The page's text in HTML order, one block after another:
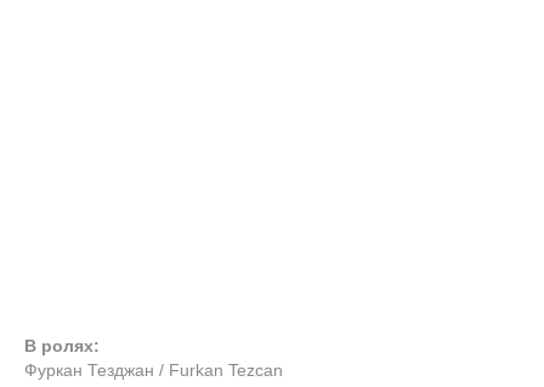
В ролях:
Фуркан Тезджан / Furkan Tezcan